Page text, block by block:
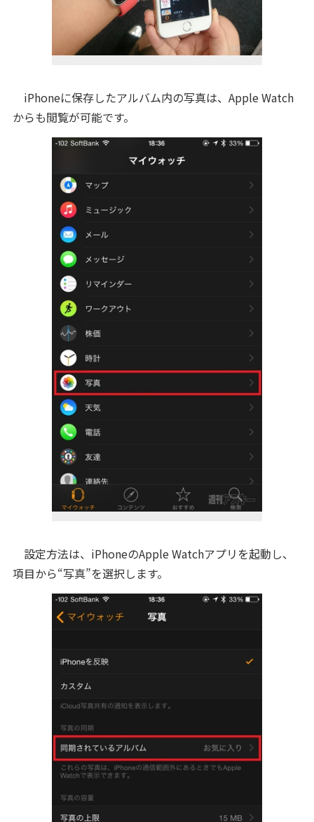
iPhoneに保存したアルバム内の写真は、Apple Watch
からも閲覧が可能です。
設定方法は、iPhoneのApple Watchアプリを起動し、
項目から“写真”を選択します。